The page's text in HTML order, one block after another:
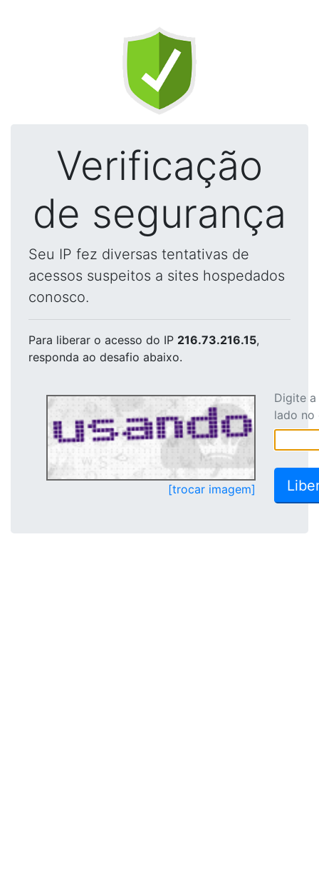
Verificação
de segurança
Seu IP fez diversas tentativas de
acessos suspeitos a sites hospedados
conosco.
Para liberar o acesso do IP 216.73.216.15,
responda ao desafio abaixo.
[trocar imagem]
Digite
lado no